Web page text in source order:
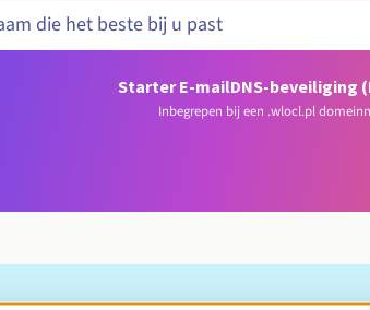
Starter E-mailDNS-beveiliging
Inbegrepen bij een .wlocl.pl